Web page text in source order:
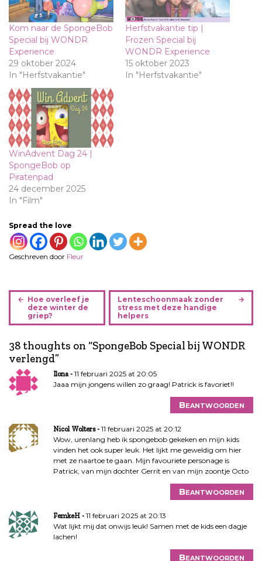
Kom naar de SpongeBob
Special bij WONDR
Experience
29 oktober 2024
In "Herfstvakantie"
Herfstvakantie tip |
Frozen Special bij
WONDR Experience
15 oktober 2023
In "Herfstvakantie"
WinAdvent Dag 24 |
SpongeBob op
Piratenpad
24 december 2025
In "Film"
Spread the love
Geschreven door Fleur
B
r
c
h
t
n
i
g
a
Hoe overleef je
deze winter de
griep?
Lenteschoonmaak zonder
stress met deze handige
helpers
38 thoughts on “SpongeBob Special bij WONDR
verlengd”
Ilona
11 februari 2025 at 20:05
Jaaa mijn jongens willen zo graag! Patrick is favoriet!!
Beantwoorden
Nicol Wolters
11 februari 2025 at 20:12
Wow, urenlang heb ik spongebob gekeken en mijn kids
vinden het ook super leuk. Het lijkt me geweldig om hier
met ze naartoe te gaan. Mijn favouriete personage is
Patrick, van mijn dochter Gerrit en van mijn zoontje Octo
Beantwoorden
FemkeH
11 februari 2025 at 20:13
Wat lijkt mij dat onwijs leuk! Samen met de kids een dagje
lachen!
Beantwoorden